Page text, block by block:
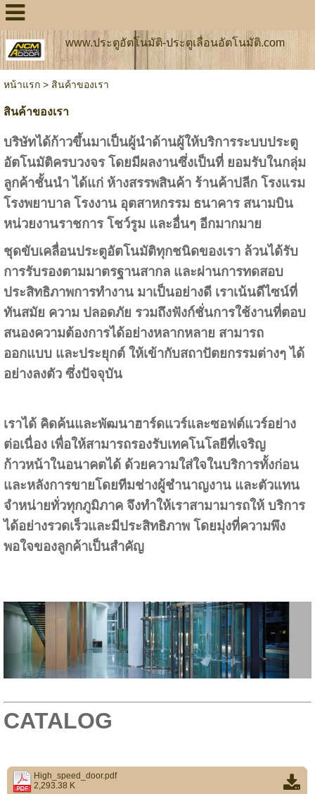
www.ประตูอัตโนมัติ-ประตูเลื่อนอัตโนมัติ.com
หน้าแรก> สินค้าของเรา
สินค้าของเรา
บริษัทได้ก้าวขึ้นมาเป็นผู้นำด้านผู้ให้บริการระบบประตู
อัตโนมัติครบวงจร โดยมีผลงานซึ่งเป็นที่ ยอมรับในกลุ่ม
ลูกค้าชั้นนำ ได้แก่ ห้างสรรพสินค้า ร้านค้าปลีก โรงแรม
โรงพยาบาล โรงงาน อุตสาหกรรม ธนาคาร สนามบิน
หน่วยงานราชการ โชว์รูม และอื่นๆ อีกมากมาย
ชุดขับเคลื่อนประตูอัตโนมัติทุกชนิดของเรา ล้วนได้รับ
การรับรองตามมาตรฐานสากล และผ่านการทดสอบ
ประสิทธิภาพการทำงาน มาเป็นอย่างดี เราเน้นดีไซน์ที่
ทันสมัย ความ ปลอดภัย รวมถึงฟังก์ชั่นการใช้งานที่ตอบ
สนองความต้องการได้อย่างหลากหลาย สามารถ
ออกแบบ และประยุกต์ ให้เข้ากับสถาปัตยกรรมต่างๆ ได้
อย่างลงตัว ซึ่งปัจจุบัน
เราได้ คิดค้นและพัฒนาฮาร์ดแวร์และซอฟต์แวร์อย่าง
ต่อเนื่อง เพื่อให้สามารถรองรับเทคโนโลยีที่เจริญ
ก้าวหน้าในอนาคตได้ ด้วยความใส่ใจในบริการทั้งก่อน
และหลังการขายโดยทีมช่างผู้ชำนาญงาน และตัวแทน
จำหน่ายทั่วทุกภูมิภาค จึงทำให้เราสามามารถให้ บริการ
ได้อย่างรวดเร็วและมีประสิทธิภาพ โดยมุ่งที่ความพึง
พอใจของลูกค้าเป็นสำคัญ
CATALOG
High_speed_door.pdf
2,293.38 K